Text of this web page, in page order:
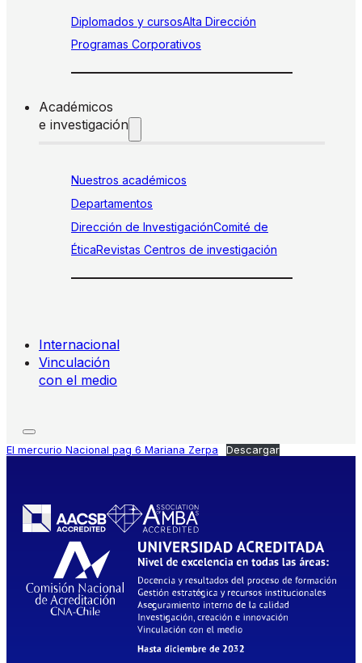
Diplomados y cursosAlta Dirección
Programas Corporativos
Académicos
e investigación
Nuestros académicos
Departamentos
Dirección de InvestigaciónComité de
ÉticaRevistas Centros de investigación
Internacional
Vinculación
con el medio
El mercurio Nacional pag 6 Mariana Zerpa Descargar